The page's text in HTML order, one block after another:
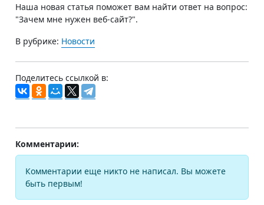
Наша новая статья поможет вам найти ответ на вопрос:
"Зачем мне нужен веб-сайт?".
В рубрике: Новости
Поделитесь ссылкой в:
Комментарии:
Комментарии еще никто не написал. Вы можете
быть первым!